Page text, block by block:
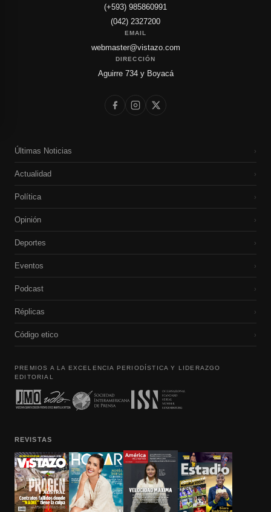
(+593) 985860991
(042) 2327200
EMAIL
webmaster@vistazo.com
DIRECCIÓN
Aguirre 734 y Boyacá
Últimas Noticias ›
Actualidad ›
Política ›
Opinión ›
Deportes ›
Eventos ›
Podcast ›
Réplicas ›
Código etico ›
PREMIOS A LA EXCELENCIA PERIODÍSTICA Y LIDERAZGO
EDITORIAL
REVISTAS